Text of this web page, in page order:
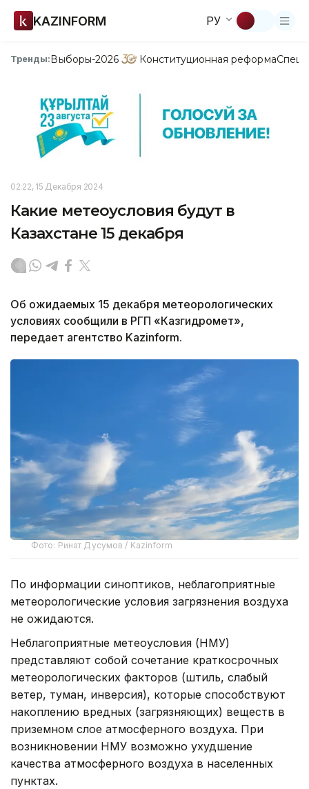
KAZINFORM РУ
Тренды:Выборы-2026 Конституционная реформа
02:22, 15 Декабря 2024
Какие метеоусловия будут в
Казахстане 15 декабря
Об ожидаемых 15 декабря метеорологических
условиях сообщили в РГП «Казгидромет»,
передает агентство Kazinform.
Фото: Ринат Дусумов / Kazinform
По информации синоптиков, неблагоприятные
метеорологические условия загрязнения воздуха
не ожидаются.
Неблагоприятные метеоусловия (НМУ)
представляют собой сочетание краткосрочных
метеорологических факторов (штиль, слабый
ветер, туман, инверсия), которые способствуют
накоплению вредных (загрязняющих) веществ в
приземном слое атмосферного воздуха. При
возникновении НМУ возможно ухудшение
качества атмосферного воздуха в населенных
пунктах.